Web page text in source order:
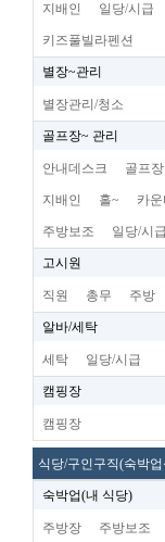
지배인 일당/시급
키즈풀빌라펜션
별장~관리
별장관리/청소
골프장~ 관리
안내데스크 골프
지배인 홀~ 카운
주방보조 일당/시급
고시원
직원 총무 주방
알바/세탁
세탁 일당/시급
캠핑장
캠핑장
식당/구인구직(숙박
숙박업(내 식당)
주방장 주방보조